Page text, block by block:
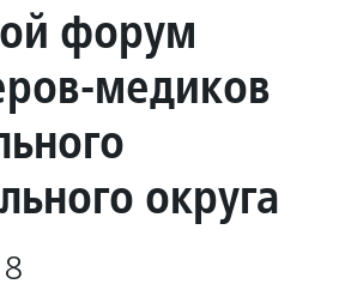
форум
медиков
округа